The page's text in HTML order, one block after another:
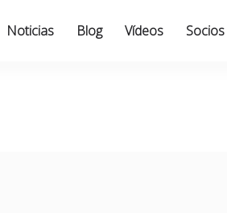
Noticias Blog Vídeos Socios